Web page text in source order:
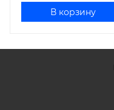
В корзину